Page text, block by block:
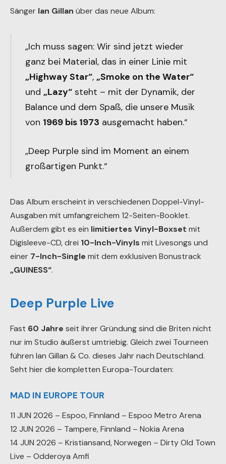
Sänger Ian Gillan über das neue Album:
„Ich muss sagen: Wir sind jetzt wieder
ganz bei Material, das in einer Linie mit
„Highway Star“, „Smoke on the Water“
und „Lazy“steht – mit der Dynamik, der
Balance und dem Spaß, die unsere Musik
von 1969 bis 1973 ausgemacht haben.“
„Deep Purple sind im Moment an einem
großartigen Punkt.“
Das Album erscheint in verschiedenen Doppel-Vinyl-
Ausgaben mit umfangreichem 12-Seiten-Booklet.
Außerdem gibt es ein limitiertes Vinyl-Boxset mit
Digisleeve-CD, drei 10-Inch-Vinyls mit Livesongs und
einer 7-Inch-Single mit dem exklusiven Bonustrack
„GUINESS“.
Deep Purple Live
Fast 60 Jahre seit ihrer Gründung sind die Briten nicht
nur im Studio äußerst umtriebig. Gleich zwei Tourneen
führen Ian Gillan & Co. dieses Jahr nach Deutschland.
Seht hier die kompletten Europa-Tourdaten:
MAD IN EUROPE TOUR
11 JUN 2026 – Espoo, Finnland – Espoo Metro Arena
12 JUN 2026 – Tampere, Finnland – Nokia Arena
14 JUN 2026 – Kristiansand, Norwegen – Dirty Old Town
Live – Odderoya Amfi